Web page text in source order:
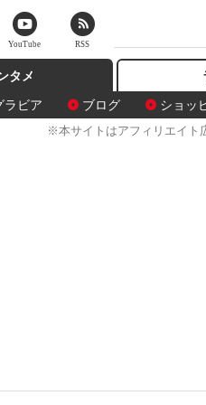
タメ
ラビア ブログ ショッ
※本サイトはアフィリエイト
YouTube RSS